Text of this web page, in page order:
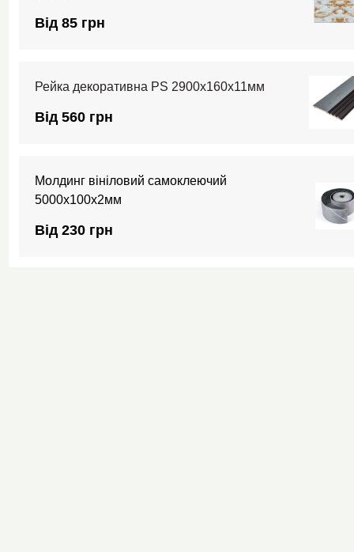
Від 85 грн
Рейка декоративна PS 2900х160х11мм
Від 560 грн
Молдинг вініловий самоклеючий
5000х100х2мм
Від 230 грн